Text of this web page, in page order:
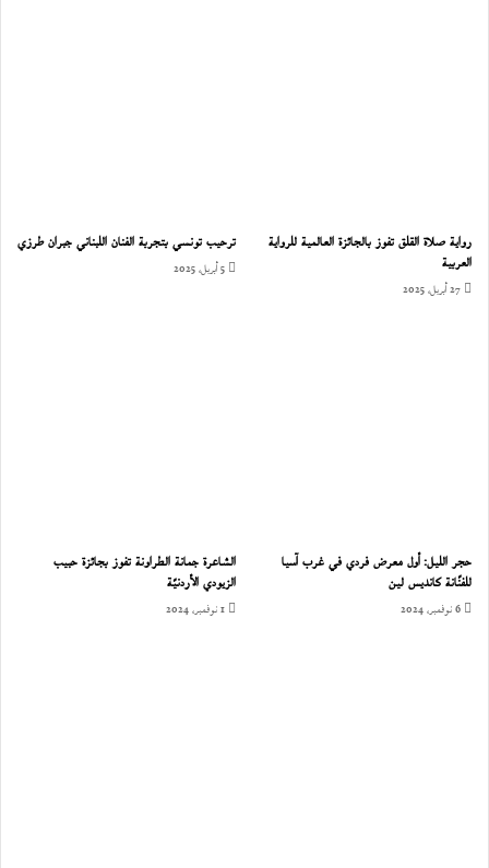
رواية صلاة القلق تفوز بالجائزة العالمية للرواية
العربية
27 أبريل، 2025
ترحيب تونسي بتجربة الفنان اللبناني جبران طرزي
5 أبريل، 2025
حجر الليل: أول معرض فردي في غرب آسيا
للفنّانة كانديس لين
6 نوفمبر، 2024
الشاعرة جمانة الطراونة تفوز بجائزة حبيب
الزيودي الأردنيّة
1 نوفمبر، 2024